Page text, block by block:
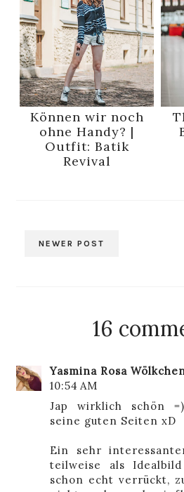
Können wir noch
ohne Handy? |
Outfit: Batik
Revival
NEWER POST
16
Yasmina Rosa
10:54 AM
Jap wirklich schön
seine guten Seiten xD
Ein sehr
teilweise als
schon echt verrückt,